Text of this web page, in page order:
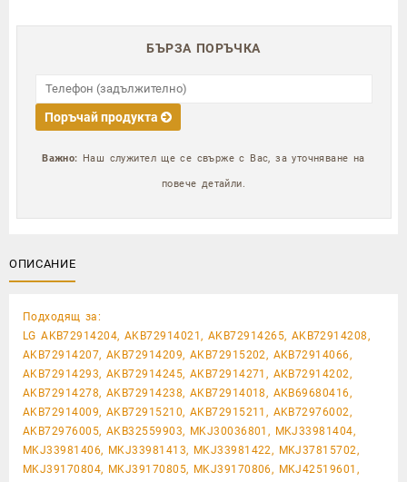
БЪРЗА ПОРЪЧКА
Поръчай продукта
Важно: Наш служител ще се свърже с Вас, за уточняване на
повече детайли.
ОПИСАНИЕ
Подходящ за:
LG AKB72914204, AKB72914021, AKB72914265, AKB72914208,
AKB72914207, AKB72914209, AKB72915202, AKB72914066,
AKB72914293, AKB72914245, AKB72914271, AKB72914202,
AKB72914278, AKB72914238, AKB72914018, AKB69680416,
AKB72914009, AKB72915210, AKB72915211, AKB72976002,
AKB72976005, AKB32559903, MKJ30036801, MKJ33981404,
MKJ33981406, MKJ33981413, MKJ33981422, MKJ37815702,
MKJ39170804, MKJ39170805, MKJ39170806, MKJ42519601,